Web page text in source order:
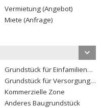
Vermietung (Angebot)
Miete (Anfrage)
Grundstück für Einfamilienhäuser
Grundstück für Versorgungseinrichtungen
Kommerzielle Zone
Anderes Baugrundstück